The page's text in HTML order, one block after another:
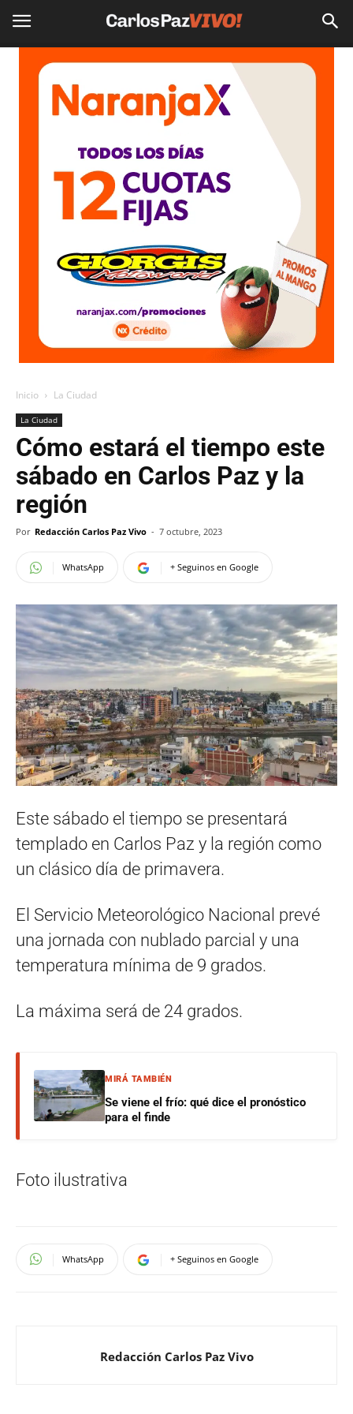
Inicio La Ciudad
La Ciudad
Cómo estará el tiempo este
sábado en Carlos Paz y la
región
Por Redacción Carlos Paz Vivo - 7 octubre, 2023
WhatsApp + Seguinos en Google
Este sábado el tiempo se presentará
templado en Carlos Paz y la región como
un clásico día de primavera.
El Servicio Meteorológico Nacional prevé
una jornada con nublado parcial y una
temperatura mínima de 9 grados.
La máxima será de 24 grados.
MIRÁ TAMBIÉN
Se viene el frío: qué dice el pronóstico
para el finde
Foto ilustrativa
WhatsApp + Seguinos en Google
Redacción Carlos Paz Vivo